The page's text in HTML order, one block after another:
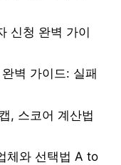
신청 완벽 가이
벽 가이드: 실패
, 스코어 계산법
체와 선택법 A to